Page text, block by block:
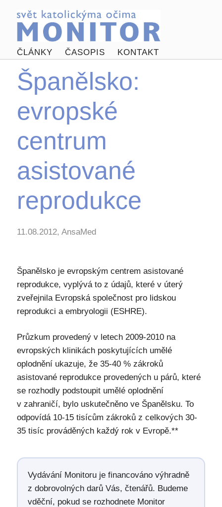
ČLÁNKY ČASOPIS KONTAKT
Španělsko:
evropské
centrum
asistované
reprodukce
11.08.2012, AnsaMed
Španělsko je evropským centrem asistované
reprodukce, vyplývá to z údajů, které v úterý
zveřejnila Evropská společnost pro lidskou
reprodukci a embryologii (ESHRE).
Průzkum provedený v letech 2009-2010 na
evropských klinikách poskytujících umělé
oplodnění ukazuje, že 35-40 % zákroků
asistované reprodukce provedených u párů, které
se rozhodly podstoupit umělé oplodnění
v zahraničí, bylo uskutečněno ve Španělsku. To
odpovídá 10-15 tisícům zákroků z celkových 30-
35 tisíc prováděných každý rok v Evropě.**
Vydávání Monitoru je financováno výhradně
z dobrovolných darů Vás, čtenářů. Budeme
vděční, pokud se rozhodnete Monitor